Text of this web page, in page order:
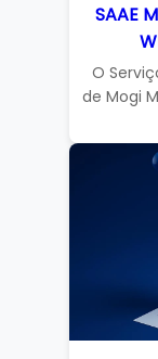
SAAE
O
de Mogi